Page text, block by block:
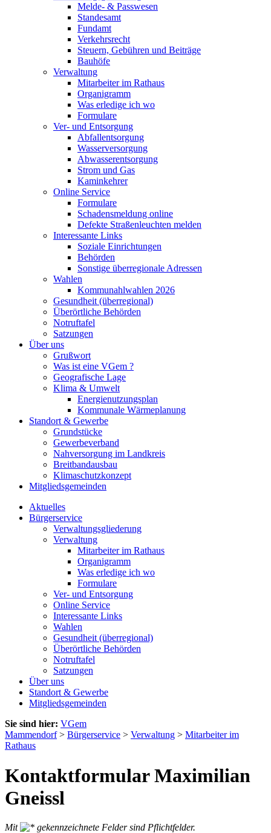
Melde- & Passwesen
Standesamt
Fundamt
Verkehrsrecht
Steuern, Gebühren und Beiträge
Bauhöfe
Verwaltung
Mitarbeiter im Rathaus
Organigramm
Was erledige ich wo
Formulare
Ver- und Entsorgung
Abfallentsorgung
Wasserversorgung
Abwasserentsorgung
Strom und Gas
Kaminkehrer
Online Service
Formulare
Schadensmeldung online
Defekte Straßenleuchten melden
Interessante Links
Soziale Einrichtungen
Behörden
Sonstige überregionale Adressen
Wahlen
Kommunahlwahlen 2026
Gesundheit (überregional)
Überörtliche Behörden
Notruftafel
Satzungen
Über uns
Grußwort
Was ist eine VGem ?
Geografische Lage
Klima & Umwelt
Energienutzungsplan
Kommunale Wärmeplanung
Standort & Gewerbe
Grundstücke
Gewerbeverband
Nahversorgung im Landkreis
Breitbandausbau
Klimaschutzkonzept
Mitgliedsgemeinden
Aktuelles
Bürgerservice
Verwaltungsgliederung
Verwaltung
Mitarbeiter im Rathaus
Organigramm
Was erledige ich wo
Formulare
Ver- und Entsorgung
Online Service
Interessante Links
Wahlen
Gesundheit (überregional)
Überörtliche Behörden
Notruftafel
Satzungen
Über uns
Standort & Gewerbe
Mitgliedsgemeinden
Sie sind hier: VGem
Mammendorf> Bürgerservice > Verwaltung > Mitarbeiter im
Rathaus
Kontaktformular Maximilian
Gneissl
Mit
gekennzeichnete Felder sind Pflichtfelder.